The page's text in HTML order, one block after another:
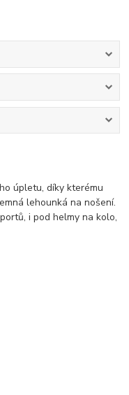
úpletu, díky kterému
lehounká na nošení.
i pod helmy na kolo,